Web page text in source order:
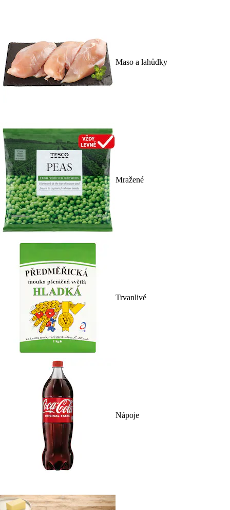
Maso a lahůdky
Mražené
Trvanlivé
Nápoje